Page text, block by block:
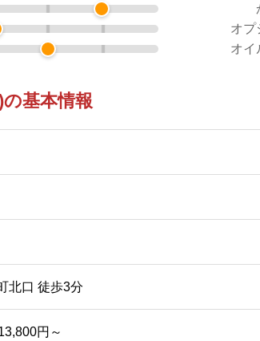
オプ
オイ
基本情報
北口 徒歩3分
円～